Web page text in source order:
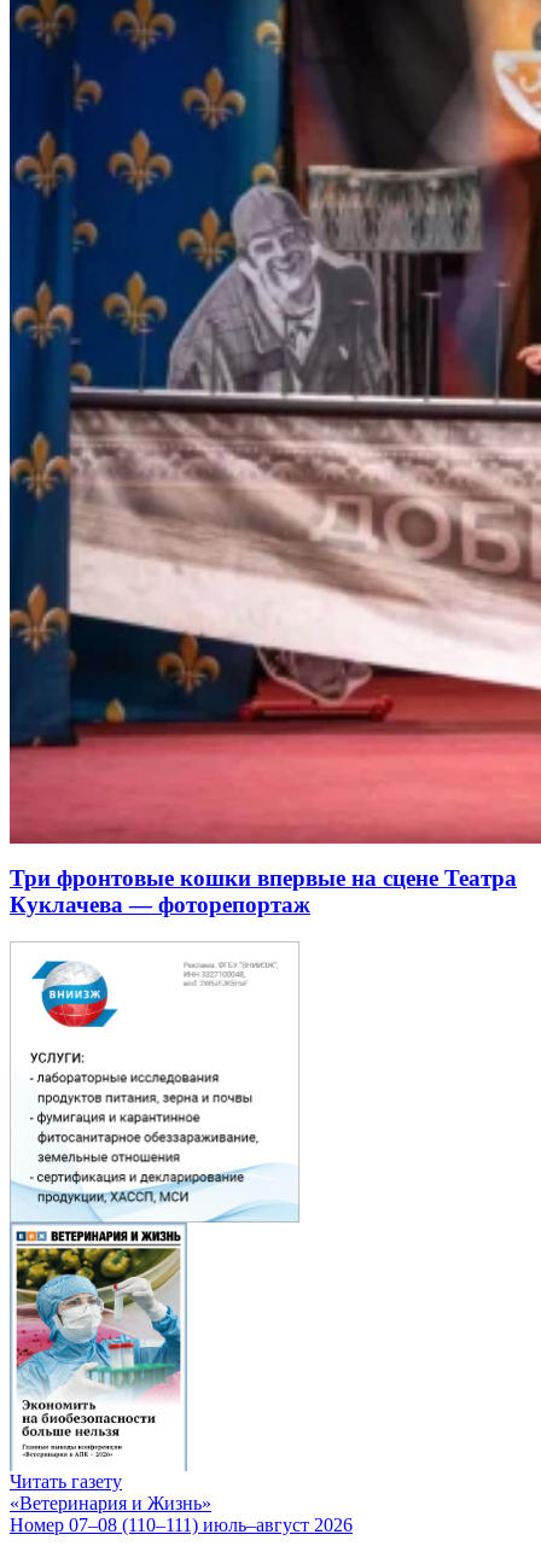
Три фронтовые кошки впервые на сцене Театра
Куклачева — фоторепортаж
Читать газету
«Ветеринария и Жизнь»
Номер 07–08 (110–111) июль–август 2026